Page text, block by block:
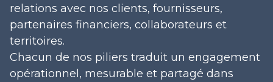
relations avec nos clients, fournisseurs,
partenaires financiers, collaborateurs et
territoires.
Chacun de nos piliers traduit un engagement
opérationnel, mesurable et partagé dans